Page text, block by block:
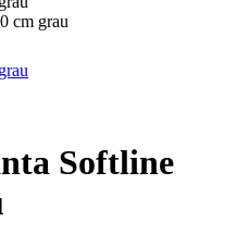
cm grau
Softline